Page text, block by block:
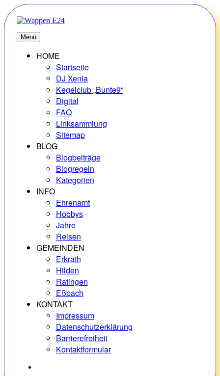
Zum
Inhalt
springen
E24
Erlebnisse – Hobbys – Vielfalt
Menü
HOME
Startseite
DJ Xenia
Kegelclub „Bunte9“
Digital
FAQ
Linksammlung
Sitemap
BLOG
Blogbeiträge
Blogregeln
Kategorien
INFO
Ehrenamt
Hobbys
Jahre
Reisen
GEMEINDEN
Erkrath
Hilden
Ratingen
Eßbach
KONTAKT
Impressum
Datenschutzerklärung
Barrierefreiheit
Kontaktformular